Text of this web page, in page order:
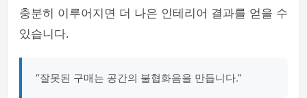
충분히 이루어지면 더 나은 인테리어 결과를 얻을 수
있습니다.
“잘못된 구매는 공간의 불협화음을 만듭니다.”